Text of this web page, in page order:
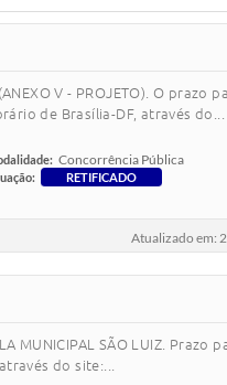
V - PROJETO). O prazo
de Brasília-DF, através do...
Concorrência Pública
RETIFICADO
Atualizado em:
MUNICIPAL SÃO LUIZ. Prazo
do site:...